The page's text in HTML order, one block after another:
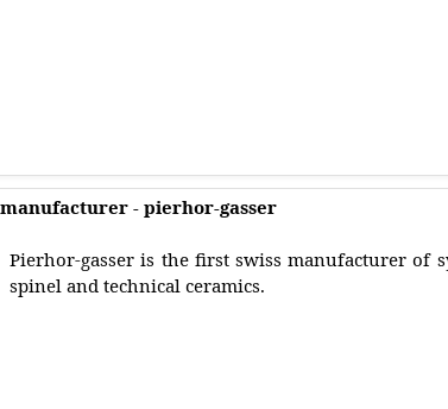
- pierhor-gasser
Pierhor-gasser is the first swiss manufacturer of
spinel and technical ceramics.